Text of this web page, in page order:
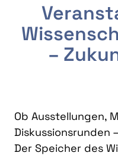
–
Ob Ausstellungen,
Diskussionsrunden
Der Speicher des